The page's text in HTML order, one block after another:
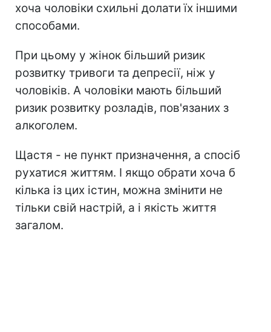
хоча чоловіки схильні долати їх іншими
способами.
При цьому у жінок більший ризик
розвитку тривоги та депресії, ніж у
чоловіків. А чоловіки мають більший
ризик розвитку розладів, пов'язаних з
алкоголем.
Щастя - не пункт призначення, а спосіб
рухатися життям. І якщо обрати хоча б
кілька із цих істин, можна змінити не
тільки свій настрій, а і якість життя
загалом.